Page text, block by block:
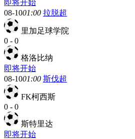
即将开始
08-1001:00 拉脱超
里加足球学院
0 - 0
格洛比纳
即将开始
08-1001:00 斯伐超
FK柯西斯
0 - 0
斯特里达
即将开始